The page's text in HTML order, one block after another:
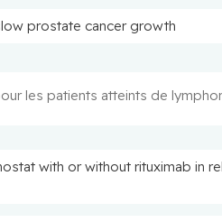
prostate cancer growth
les patients atteints de
with or without rituximab in